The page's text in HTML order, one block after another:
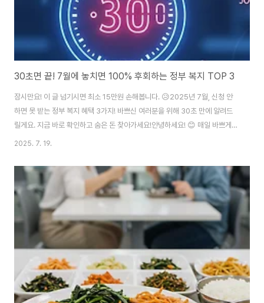
30초면 끝! 7월에 놓치면 100% 후회하는 정부 복지 TOP 3
잠시만요! 이 글 넘기시면 최소 15만원 손해봅니다. 😥2025년 7월, 신청 안
하면 못 받는 정부 복지 혜택 3가지! 바쁘신 여러분을 위해 30초 만에 알려드
릴게요. 지금 바로 확인하고 숨은 돈 찾아가세요!안녕하세요! 😊 매일 바쁘게
살다 보면 정부에서 주는 혜택들을 놓치기 쉽죠. 하지만 '아는 것이 힘'이라는
특히 7월은 신청이 마감되거나 새로 시작되는 중요한 정책들이 많습니다. 그래
서 오늘은 2025년 7월, 놓치면 100% 후회할 정부 복지 혜택 TOP 3를 핵심
만 쏙쏙 뽑아 정리했습니다. 지금 바로 확인해보세요! 내가 받을 수 있는 모든
정부 혜택이 궁금하다면?아래 버튼을 눌러 지금 바로 확인해보세요. 보조금2..
2025. 7. 19.